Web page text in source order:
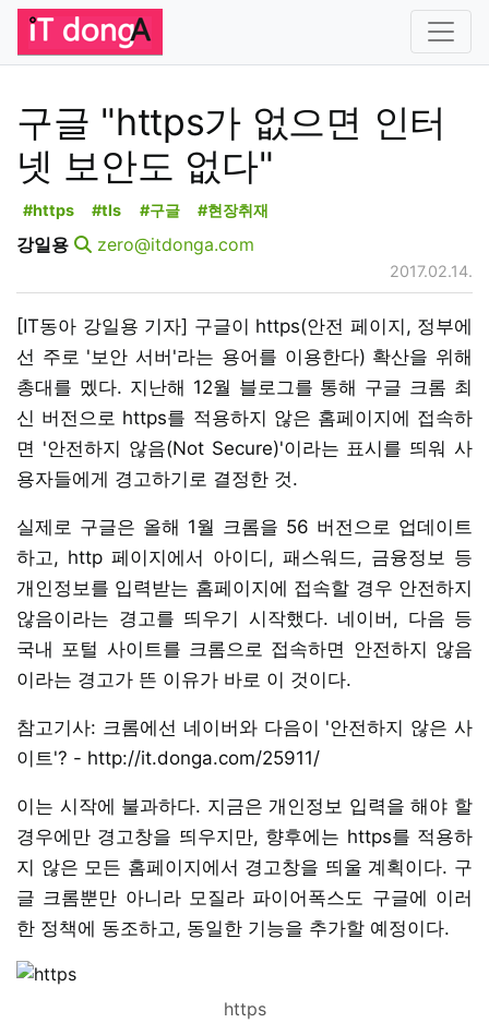
구글 "https가 없으면 인터
넷 보안도 없다"
#https #tls #구글 #현장취재
강일용 zero@itdonga.com
2017.02.14.
[IT동아 강일용 기자] 구글이 https(안전 페이지, 정부에
선 주로 '보안 서버'라는 용어를 이용한다) 확산을 위해
총대를 멨다. 지난해 12월 블로그를 통해 구글 크롬 최
신 버전으로 https를 적용하지 않은 홈페이지에 접속하
면 '안전하지 않음(Not Secure)'이라는 표시를 띄워 사
용자들에게 경고하기로 결정한 것.
실제로 구글은 올해 1월 크롬을 56 버전으로 업데이트
하고, http 페이지에서 아이디, 패스워드, 금융정보 등
개인정보를 입력받는 홈페이지에 접속할 경우 안전하지
않음이라는 경고를 띄우기 시작했다. 네이버, 다음 등
국내 포털 사이트를 크롬으로 접속하면 안전하지 않음
이라는 경고가 뜬 이유가 바로 이 것이다.
참고기사: 크롬에선 네이버와 다음이 '안전하지 않은 사
이트'? - http://it.donga.com/25911/
이는 시작에 불과하다. 지금은 개인정보 입력을 해야 할
경우에만 경고창을 띄우지만, 향후에는 https를 적용하
지 않은 모든 홈페이지에서 경고창을 띄울 계획이다. 구
글 크롬뿐만 아니라 모질라 파이어폭스도 구글에 이러
한 정책에 동조하고, 동일한 기능을 추가할 예정이다.
https